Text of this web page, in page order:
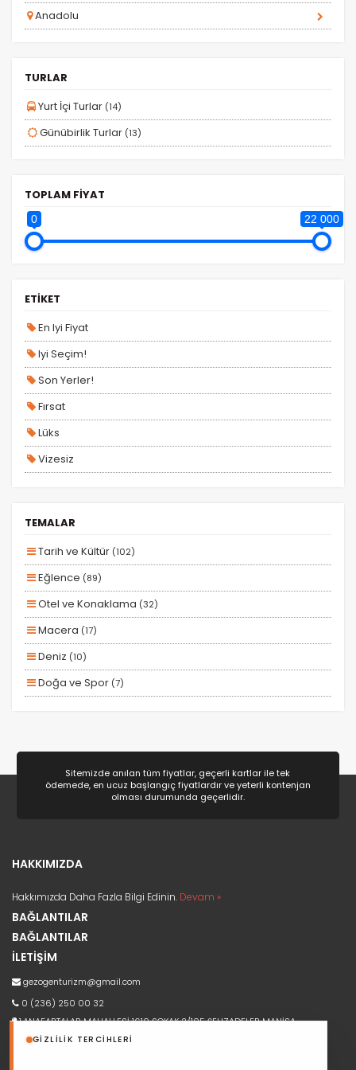
GIZLILIK TERCIHLERI
ölçeriz. Hangi sayfaların popüler olduğunu ve
kullanıcıların nerede zorluk yaşadığını anlamamıza
yardımcı olur.
Pazarlama Çerezleri
için kullanılır. Kapatırsanız reklamları görmeye devam
Anadolu
TURLAR
Yurt İçi Turlar (14)
Günübirlik Turlar (13)
TOPLAM FİYAT
0 22 000
ETİKET
En Iyi Fiyat
Iyi Seçim!
Son Yerler!
Fırsat
Lüks
Vizesiz
Planlanan
Otobüs Ile
Uçak Ile
Ekstralar Dahil
TEMALAR
Tarih ve Kültür (102)
Eğlence (89)
Otel ve Konaklama (32)
Macera (17)
Deniz (10)
Doğa ve Spor (7)
Sitemizde anılan tüm fiyatlar, geçerli kartlar ile tek
ödemede, en ucuz başlangıç fiyatlardır ve yeterli kontenjan
olması durumunda geçerlidir.
HAKKIMIZDA
Hakkımızda Daha Fazla Bilgi Edinin. Devam »
BAĞLANTILAR
BAĞLANTILAR
İLETİŞİM
gezogenturizm@gmail.com
0 (236) 250 00 32
1.ANAFARTALAR MAHALLESİ 1610 SOKAK 2/105 ŞEHZADELER MANİSA